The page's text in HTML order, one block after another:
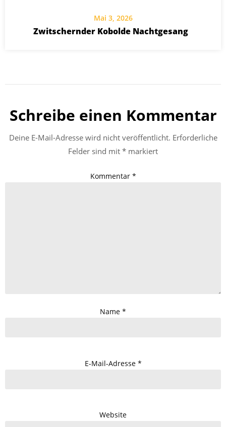
Mai 3, 2026
Zwitschernder Kobolde Nachtgesang
Schreibe einen Kommentar
Deine E-Mail-Adresse wird nicht veröffentlicht. Erforderliche
Felder sind mit * markiert
Kommentar *
Name *
E-Mail-Adresse *
Website